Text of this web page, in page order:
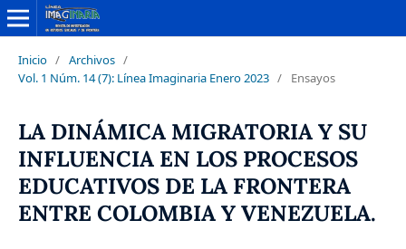
Inicio / Archivos /
Vol. 1 Núm. 14 (7): Línea Imaginaria Enero 2023 / Ensayos
LA DINÁMICA MIGRATORIA Y SU
INFLUENCIA EN LOS PROCESOS
EDUCATIVOS DE LA FRONTERA
ENTRE COLOMBIA Y VENEZUELA.